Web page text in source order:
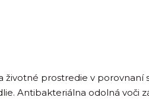
životné prostredie v porovnaní
Antibakteriálna odolná voči